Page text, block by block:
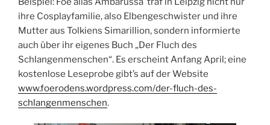
ihre Cosplayfamilie, also Elbengeschwister und ihre
Mutter aus Tolkiens Simarillion, sondern informierte
auch über ihr eigenes Buch „Der Fluch des
Schlangenmenschen“. Es erscheint Anfang April; eine
kostenlose Leseprobe gibt’s auf der Website
www.foerodens.wordpress.com/der-fluch-des-
schlangenmenschen.